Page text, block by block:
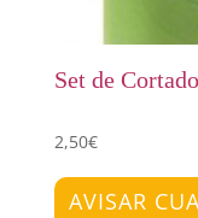
Set de
2,50€
AVISAR